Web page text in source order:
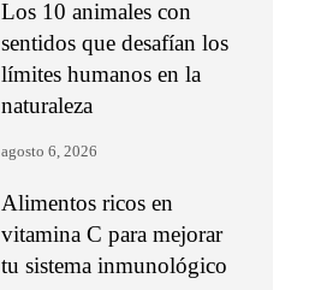
Los 10 animales con
sentidos que desafían los
límites humanos en la
naturaleza
agosto 6, 2026
Alimentos ricos en
vitamina C para mejorar
tu sistema inmunológico